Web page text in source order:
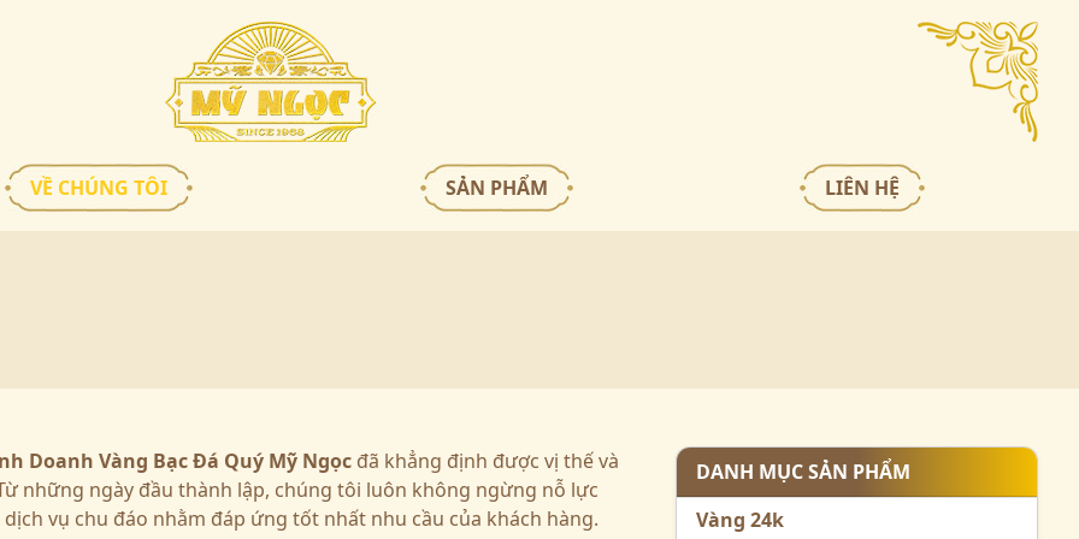
VỀ CHÚNG TÔI SẢN PHẨM LIÊN HỆ
Doanh Vàng Bạc Đá Quý Mỹ Ngọc đã khẳng định được vị thế và
những ngày đầu thành lập, chúng tôi luôn không ngừng nỗ lực
vụ chu đáo nhằm đáp ứng tốt nhất nhu cầu của khách hàng.
DANH MỤC SẢN PHẨM
Vàng 24k
HỖ TRỢ KHÁCH HÀNG
Bảo quản trang sức
CHÍNH SÁCH
Quy định sử dụng
Chính sách vận chuyển